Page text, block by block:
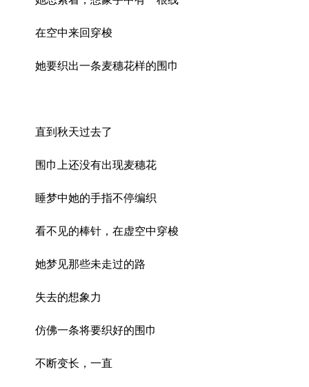
在空中来回穿梭
她要织出一条麦穗花样的围巾
直到秋天过去了
围巾上还没有出现麦穗花
睡梦中她的手指不停编织
看不见的棒针，在虚空中穿梭
她梦见那些未走过的路
失去的想象力
仿佛一条将要织好的围巾
不断变长，一直